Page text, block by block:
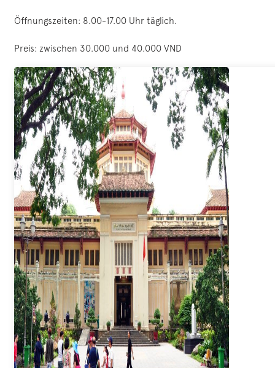
Öffnungszeiten: 8.00-17.00 Uhr täglich.
Preis: zwischen 30.000 und 40.000 VND